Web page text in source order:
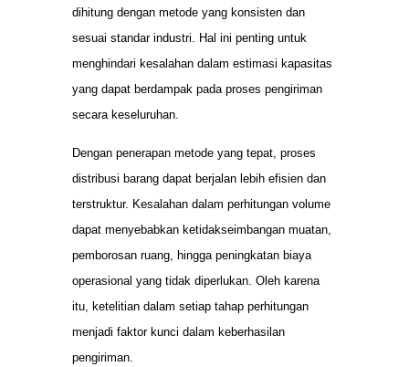
dihitung dengan metode yang konsisten dan
sesuai standar industri. Hal ini penting untuk
menghindari kesalahan dalam estimasi kapasitas
yang dapat berdampak pada proses pengiriman
secara keseluruhan.
Dengan penerapan metode yang tepat, proses
distribusi barang dapat berjalan lebih efisien dan
terstruktur. Kesalahan dalam perhitungan volume
dapat menyebabkan ketidakseimbangan muatan,
pemborosan ruang, hingga peningkatan biaya
operasional yang tidak diperlukan. Oleh karena
itu, ketelitian dalam setiap tahap perhitungan
menjadi faktor kunci dalam keberhasilan
pengiriman.